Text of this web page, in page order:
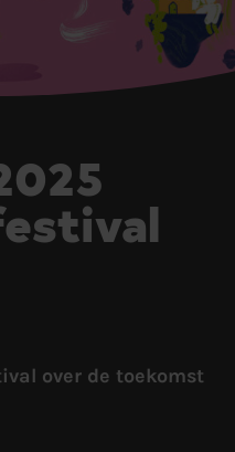
over de toekomst